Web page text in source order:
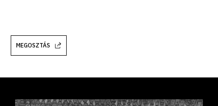
MEGOSZTÁS